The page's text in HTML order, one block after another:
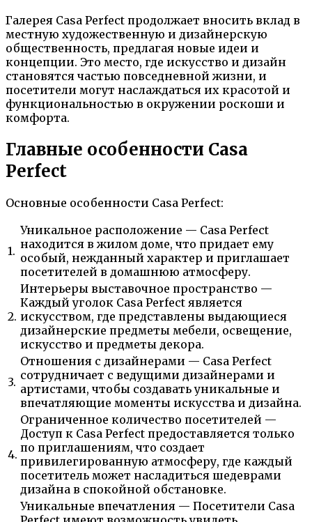
Галерея Casa Perfect продолжает вносить вклад в
местную художественную и дизайнерскую
общественность, предлагая новые идеи и
концепции. Это место, где искусство и дизайн
становятся частью повседневной жизни, и
посетители могут наслаждаться их красотой и
функциональностью в окружении роскоши и
комфорта.
Главные особенности Casa
Perfect
Основные особенности Casa Perfect:
1.
Уникальное расположение — Casa Perfect
находится в жилом доме, что придает ему
особый, нежданный характер и приглашает
посетителей в домашнюю атмосферу.
2.
Интерьеры выставочное пространство —
Каждый уголок Casa Perfect является
искусством, где представлены выдающиеся
дизайнерские предметы мебели, освещение,
искусство и предметы декора.
3.
Отношения с дизайнерами — Casa Perfect
сотрудничает с ведущими дизайнерами и
артистами, чтобы создавать уникальные и
впечатляющие моменты искусства и дизайна.
4.
Ограниченное количество посетителей —
Доступ к Casa Perfect предоставляется только
по приглашениям, что создает
привилегированную атмосферу, где каждый
посетитель может насладиться шедеврами
дизайна в спокойной обстановке.
Уникальные впечатления — Посетители Casa